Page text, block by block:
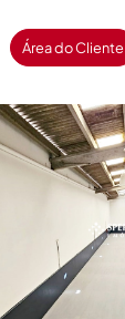
Área do Cliente